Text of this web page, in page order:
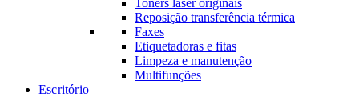
Toners laser originais
Reposição transferência térmica
Faxes
Etiquetadoras e fitas
Limpeza e manutenção
Multifunções
Escritório